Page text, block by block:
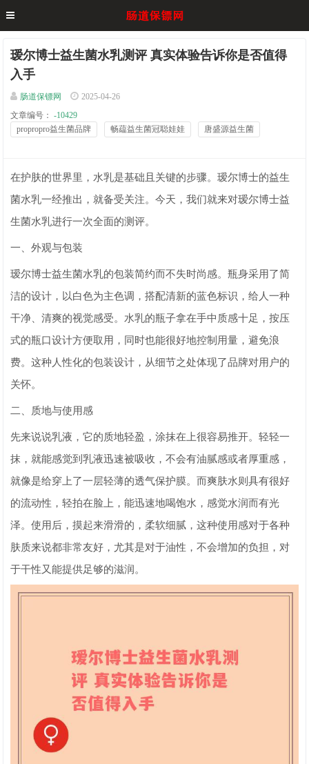
瑷尔博士益生菌水乳测评 真实体验告诉你是否值得
入手
肠道保镖网
2025-04-26
文章编号：
-10429
propropro益生菌品牌
畅藴益生菌冠聪娃娃 唐盛源益生菌
在护肤的世界里，水乳是基础且关键的步骤。瑷尔博士的益生
菌水乳一经推出，就备受关注。今天，我们就来对瑷尔博士益
生菌水乳进行一次全面的测评。
一、外观与包装
瑷尔博士益生菌水乳的包装简约而不失时尚感。瓶身采用了简
洁的设计，以白色为主色调，搭配清新的蓝色标识，给人一种
干净、清爽的视觉感受。水乳的瓶子拿在手中质感十足，按压
式的瓶口设计方便取用，同时也能很好地控制用量，避免浪
费。这种人性化的包装设计，从细节之处体现了品牌对用户的
关怀。
二、质地与使用感
先来说说乳液，它的质地轻盈，涂抹在上很容易推开。轻轻一
抹，就能感觉到乳液迅速被吸收，不会有油腻感或者厚重感，
就像是给穿上了一层轻薄的透气保护膜。而爽肤水则具有很好
的流动性，轻拍在脸上，能迅速地喝饱水，感觉水润而有光
泽。使用后，摸起来滑滑的，柔软细腻，这种使用感对于各种
肤质来说都非常友好，尤其是对于油性，不会增加的负担，对
于干性又能提供足够的滋润。